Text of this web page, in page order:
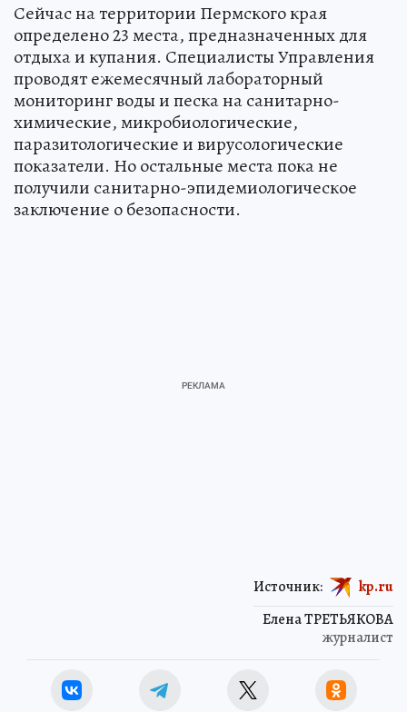
Сейчас на территории Пермского края
определено 23 места, предназначенных для
отдыха и купания. Специалисты Управления
проводят ежемесячный лабораторный
мониторинг воды и песка на санитарно-
химические, микробиологические,
паразитологические и вирусологические
показатели. Но остальные места пока не
получили санитарно-эпидемиологическое
заключение о безопасности.
Елена ТРЕТЬЯКОВА
журналист
Источник: kp.ru